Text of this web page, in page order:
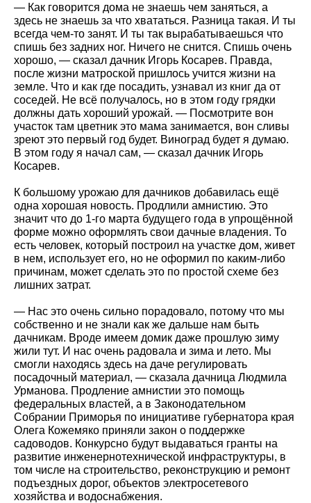
— Как говорится дома не знаешь чем заняться, а
здесь не знаешь за что хвататься. Разница такая. И ты
всегда чем-то занят. И ты так вырабатываешься что
спишь без задних ног. Ничего не снится. Спишь очень
хорошо, — сказал дачник Игорь Косарев. Правда,
после жизни матроской пришлось учится жизни на
земле. Что и как где посадить, узнавал из книг да от
соседей. Не всё получалось, но в этом году грядки
должны дать хороший урожай. — Посмотрите вон
участок там цветник это мама занимается, вон сливы
зреют это первый год будет. Виноград будет я думаю.
В этом году я начал сам, — сказал дачник Игорь
Косарев.
К большому урожаю для дачников добавилась ещё
одна хорошая новость. Продлили амнистию. Это
значит что до 1-го марта будущего года в упрощённой
форме можно оформлять свои дачные владения. То
есть человек, который построил на участке дом, живет
в нем, использует его, но не оформил по каким-либо
причинам, может сделать это по простой схеме без
лишних затрат.
— Нас это очень сильно порадовало, потому что мы
собственно и не знали как же дальше нам быть
дачникам. Вроде имеем домик даже прошлую зиму
жили тут. И нас очень радовала и зима и лето. Мы
смогли находясь здесь на даче регулировать
посадочный материал, — сказала дачница Людмила
Урманова. Продление амнистии это помощь
федеральных властей, а в Законодательном
Собрании Приморья по инициативе губернатора края
Олега Кожемяко приняли закон о поддержке
садоводов. Конкурсно будут выдаваться гранты на
развитие инженернотехнической инфраструктуры, в
том числе на строительство, реконструкцию и ремонт
подъездных дорог, объектов электросетевого
хозяйства и водоснабжения.